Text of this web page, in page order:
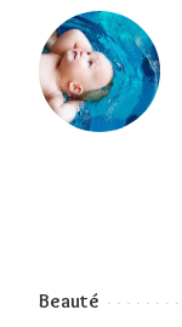
Beauté